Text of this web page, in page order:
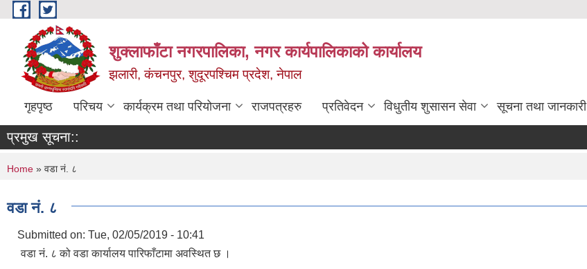
Skip to main content
शुक्लाफाँटा नगरपालिका, नगर कार्यपालिकाको कार्यालय
झलारी, कंचनपुर, शुदूरपश्चिम प्रदेश, नेपाल
गृहपृष्ठ परिचय कार्यक्रम तथा परियोजना राजपत्रहरु प्रतिवेदन विधुतीय शुसासन सेवा सूचना तथा जानकारी
प्रमुख सूचना::
You are here
Home » वडा नं. ८
वडा नं. ८
Submitted on: Tue, 02/05/2019 - 10:41
वडा नं. ८ को वडा कार्यालय पारिफाँटामा अवस्थित छ ।